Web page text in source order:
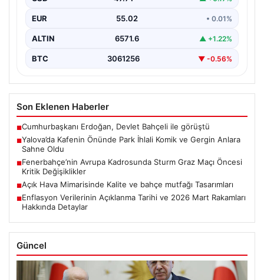
EUR 55.02 • 0.01%
ALTIN 6571.6 ▲ +1.22%
BTC 3061256 ▼ -0.56%
Son Eklenen Haberler
■Cumhurbaşkanı Erdoğan, Devlet Bahçeli ile görüştü
■Yalova’da Kafenin Önünde Park İhlali Komik ve Gergin Anlara
Sahne Oldu
■Fenerbahçe’nin Avrupa Kadrosunda Sturm Graz Maçı Öncesi
Kritik Değişiklikler
■Açık Hava Mimarisinde Kalite ve bahçe mutfağı Tasarımları
■Enflasyon Verilerinin Açıklanma Tarihi ve 2026 Mart Rakamları
Hakkında Detaylar
Güncel